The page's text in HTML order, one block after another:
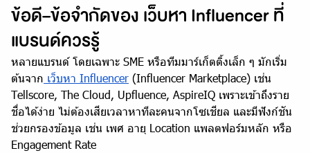
ข้อดี–ข้อจำกัดของ เว็บหา Influencer ที่
แบรนด์ควรรู้
หลายแบรนด์ โดยเฉพาะ SME หรือทีมมาร์เก็ตติ้งเล็ก ๆ มักเริ่ม
ต้นจาก เว็บหา Influencer (Influencer Marketplace) เช่น
Tellscore, The Cloud, Upfluence, AspireIQ เพราะเข้าถึงราย
ชื่อได้ง่าย ไม่ต้องเสียเวลาหาทีละคนจากโซเชียล และมีฟังก์ชัน
ช่วยกรองข้อมูล เช่น เพศ อายุ Location แพลตฟอร์มหลัก หรือ
Engagement Rate